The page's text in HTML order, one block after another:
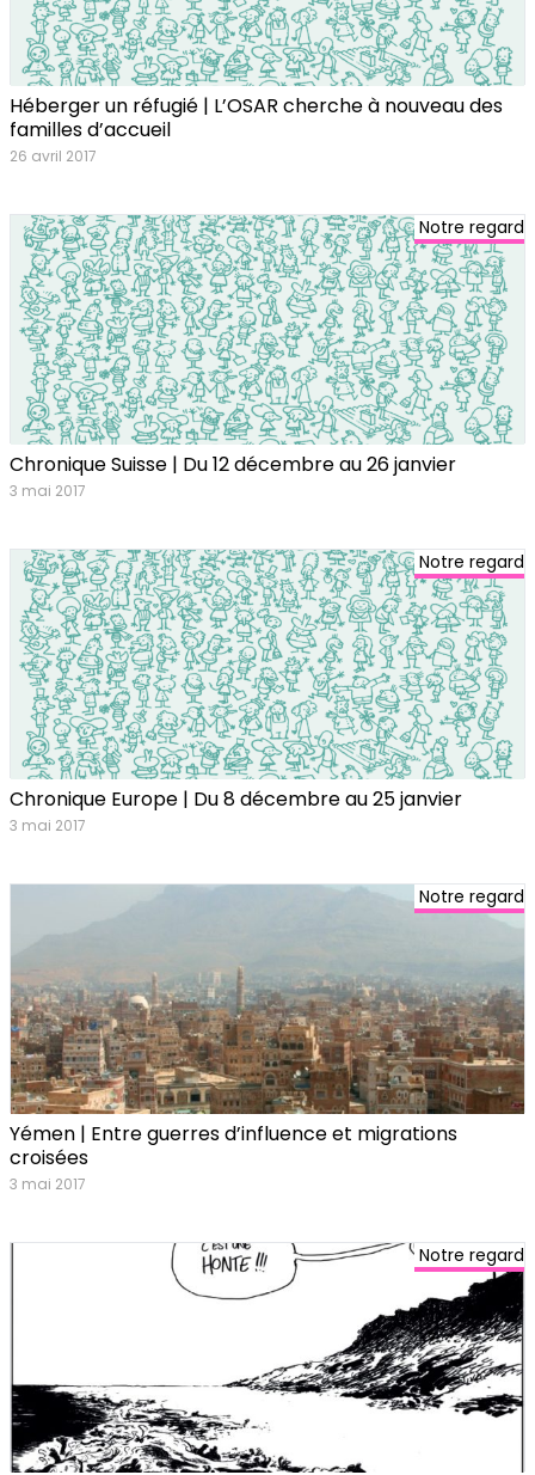
Héberger un réfugié | L’OSAR cherche à nouveau des
familles d’accueil
26 avril 2017
Notre regard
Chronique Suisse | Du 12 décembre au 26 janvier
3 mai 2017
Notre regard
Chronique Europe | Du 8 décembre au 25 janvier
3 mai 2017
Notre regard
Yémen | Entre guerres d’influence et migrations
croisées
3 mai 2017
Notre regard